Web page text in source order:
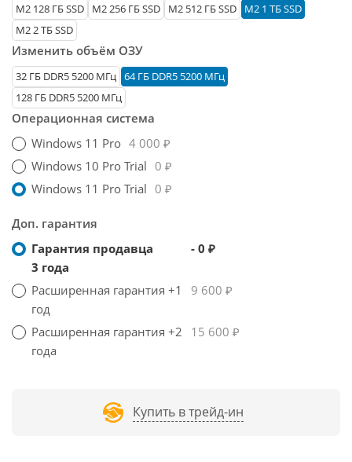
М2 128 ГБ SSD M2 256 ГБ SSD M2 512 ГБ SSD
M2 1 ТБ SSD
M2 2 ТБ SSD
Изменить объём ОЗУ
32 ГБ DDR5 5200 МГц 64 ГБ DDR5 5200 МГц
128 ГБ DDR5 5200 МГц
Операционная система
Windows 11 Pro 4 000 ₽
Windows 10 Pro Trial 0 ₽
Windows 11 Pro Trial 0 ₽
Доп. гарантия
Гарантия продавца
3 года
- 0 ₽
Расширенная гарантия +1
год
9 600 ₽
Расширенная гарантия +2
года
15 600 ₽
Купить в трейд-ин